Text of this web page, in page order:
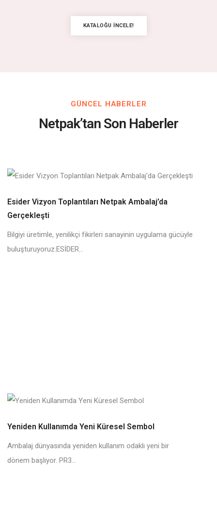
KATALOĞU İNCELE!
GÜNCEL HABERLER
Netpak’tan Son Haberler
Esider Vizyon Toplantıları Netpak Ambalaj’da
Gerçekleşti
Bilgiyi üretimle, yenilikçi fikirleri sanayinin uygulama gücüyle
buluşturuyoruz.ESİDER...
Yeniden Kullanımda Yeni Küresel Sembol
Ambalaj dünyasında yeniden kullanım odaklı yeni bir
dönem başlıyor. PR3...